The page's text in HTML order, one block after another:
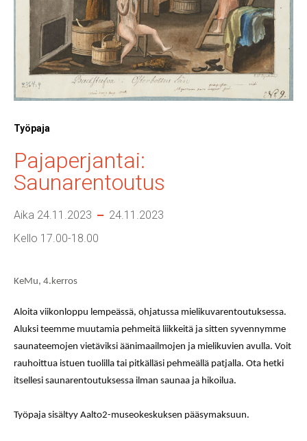
Työpaja
Pajaperjantai:
Saunarentoutus
Aika 24.11.2023
24.11.2023
Kello 17.00-18.00
KeMu, 4.kerros
Aloita viikonloppu lempeässä, ohjatussa mielikuvarentoutuksessa.
Aluksi teemme muutamia pehmeitä liikkeitä ja sitten syvennymme
saunateemojen vietäviksi äänimaailmojen ja mielikuvien avulla. Voit
rauhoittua istuen tuolilla tai pitkälläsi pehmeällä patjalla. Ota hetki
itsellesi saunarentoutuksessa ilman saunaa ja hikoilua.
Työpaja sisältyy Aalto2-museokeskuksen pääsymaksuun.